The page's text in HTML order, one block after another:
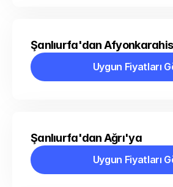
Şanlıurfa'dan
Uygun Fiyatları
Uygun Fiyatları
Şanlıurfa'dan Ağrı'ya
Uygun Fiyatları
Uygun Fiyatları